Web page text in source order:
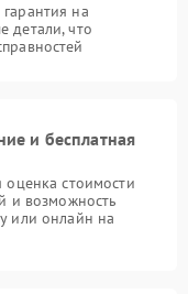
на
детали, что
и бесплатная
оценка стоимости
и возможность
или онлайн на